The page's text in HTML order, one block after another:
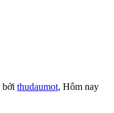
bởi thudaumot, Hôm nay